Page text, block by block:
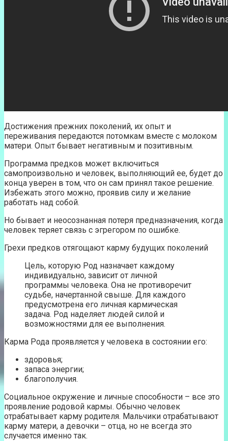
Достижения прежних поколений, их опыт и
переживания передаются потомкам вместе с молоком
матери. Опыт бывает негативным и позитивным.
Программа предков может включиться
самопроизвольно и человек, выполняющий ее, будет до
конца уверен в том, что он сам принял такое решение.
Избежать этого можно, проявив силу и желание
работать над собой.
Но бывает и неосознанная потеря предназначения, когда
человек теряет связь с эгрегором по ошибке.
Грехи предков отягощают карму будущих поколений
Цель, которую Род назначает каждому
индивидуально, зависит от личной
программы человека. Она не противоречит
судьбе, начертанной свыше. Для каждого
предусмотрена его личная кармическая
задача. Род наделяет людей силой и
возможностями для ее выполнения.
Карма Рода проявляется у человека в состоянии его:
здоровья;
запаса энергии;
благополучия.
Социальное окружение и личные способности – все это
проявление родовой кармы. Обычно человек
отрабатывает карму родителя. Мальчики отрабатывают
карму матери, а девочки – отца, но не всегда это
случается именно так.